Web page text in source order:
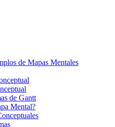
de Mapas Mentales
de Gantt
Mental?